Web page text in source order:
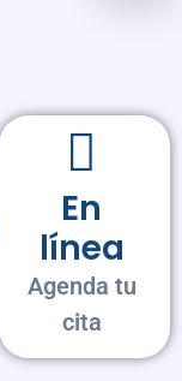
En
línea
Agenda tu
cita